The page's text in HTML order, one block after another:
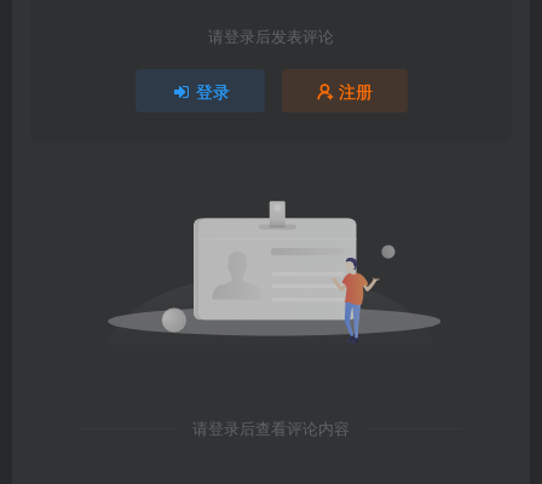
请登录后发表评论
登录 注册
请登录后查看评论内容